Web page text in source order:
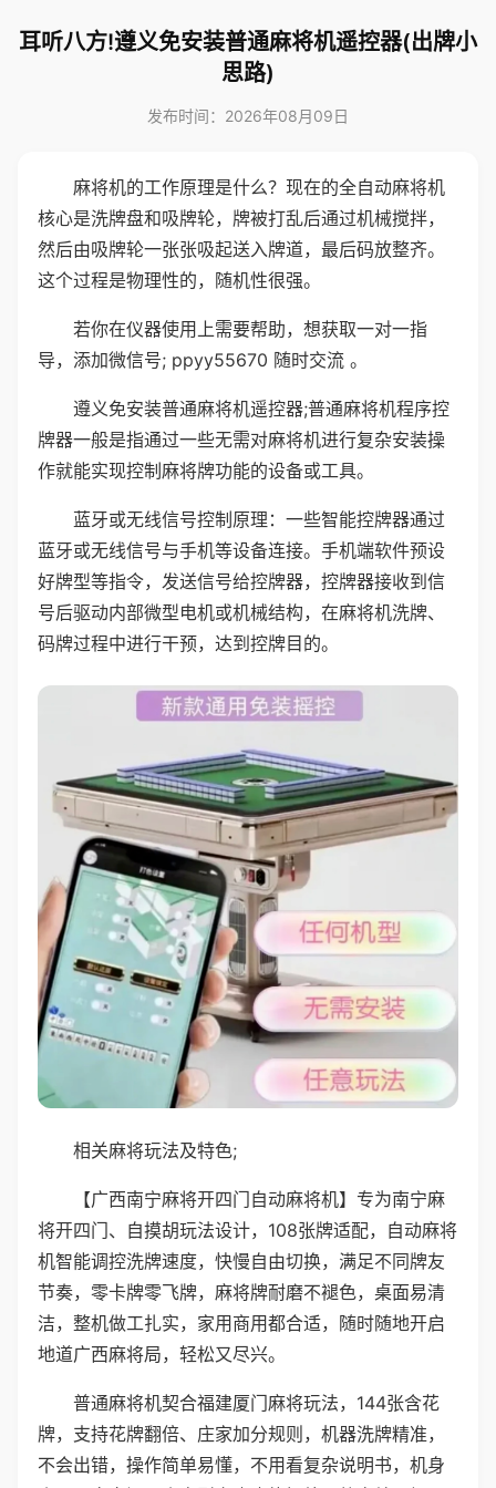
耳听八方!遵义免安装普通麻将机遥控器(出牌小
思路)
发布时间：2026年08月09日
麻将机的工作原理是什么？现在的全自动麻将机
核心是洗牌盘和吸牌轮，牌被打乱后通过机械搅拌，
然后由吸牌轮一张张吸起送入牌道，最后码放整齐。
这个过程是物理性的，随机性很强。
若你在仪器使用上需要帮助，想获取一对一指
导，添加微信号; ppyy55670 随时交流 。
遵义免安装普通麻将机遥控器;普通麻将机程序控
牌器一般是指通过一些无需对麻将机进行复杂安装操
作就能实现控制麻将牌功能的设备或工具。
蓝牙或无线信号控制原理：一些智能控牌器通过
蓝牙或无线信号与手机等设备连接。手机端软件预设
好牌型等指令，发送信号给控牌器，控牌器接收到信
号后驱动内部微型电机或机械结构，在麻将机洗牌、
码牌过程中进行干预，达到控牌目的。
相关麻将玩法及特色;
【广西南宁麻将开四门自动麻将机】专为南宁麻
将开四门、自摸胡玩法设计，108张牌适配，自动麻将
机智能调控洗牌速度，快慢自由切换，满足不同牌友
节奏，零卡牌零飞牌，麻将牌耐磨不褪色，桌面易清
洁，整机做工扎实，家用商用都合适，随时随地开启
地道广西麻将局，轻松又尽兴。
普通麻将机契合福建厦门麻将玩法，144张含花
牌，支持花牌翻倍、庄家加分规则，机器洗牌精准，
不会出错，操作简单易懂，不用看复杂说明书，机身